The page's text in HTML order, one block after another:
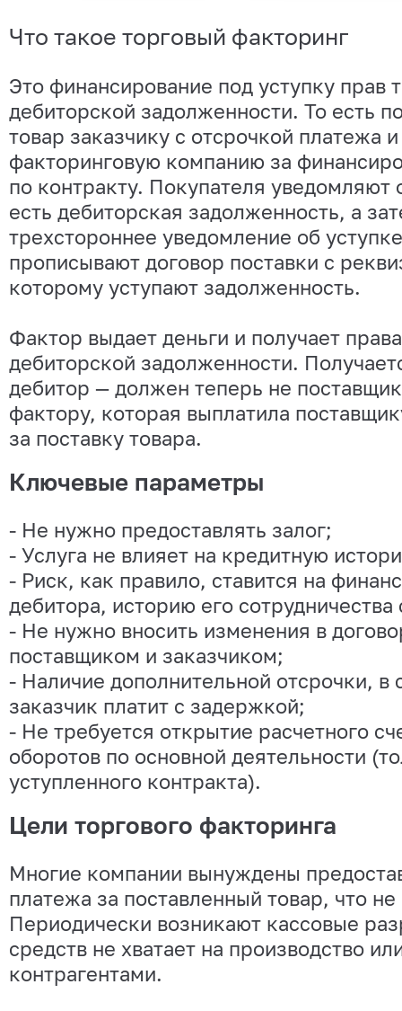
Что такое торговый факторинг
Это финансирование под уступку прав
дебиторской задолженности. То есть
товар заказчику с отсрочкой платежа
факторинговую компанию за
по контракту. Покупателя уведомляют
есть дебиторская задолженность, а
трехстороннее уведомление об
прописывают договор поставки с
которому уступают задолженность.
Фактор выдает деньги и получает
дебиторской задолженности.
дебитор — должен теперь не
фактору, которая выплатила
за поставку товара.
Ключевые параметры
- Не нужно предоставлять залог;
- Услуга не влияет на кредитную
- Риск, как правило, ставится на
дебитора, историю его
- Не нужно вносить изменения в
поставщиком и заказчиком;
- Наличие дополнительной отсрочки, в
заказчик платит с задержкой;
- Не требуется открытие расчетного
оборотов по основной деятельности
уступленного контракта).
Цели торгового факторинга
Многие компании вынуждены
платежа за поставленный товар, что не
Периодически возникают кассовые
средств не хватает на производство
контрагентами.